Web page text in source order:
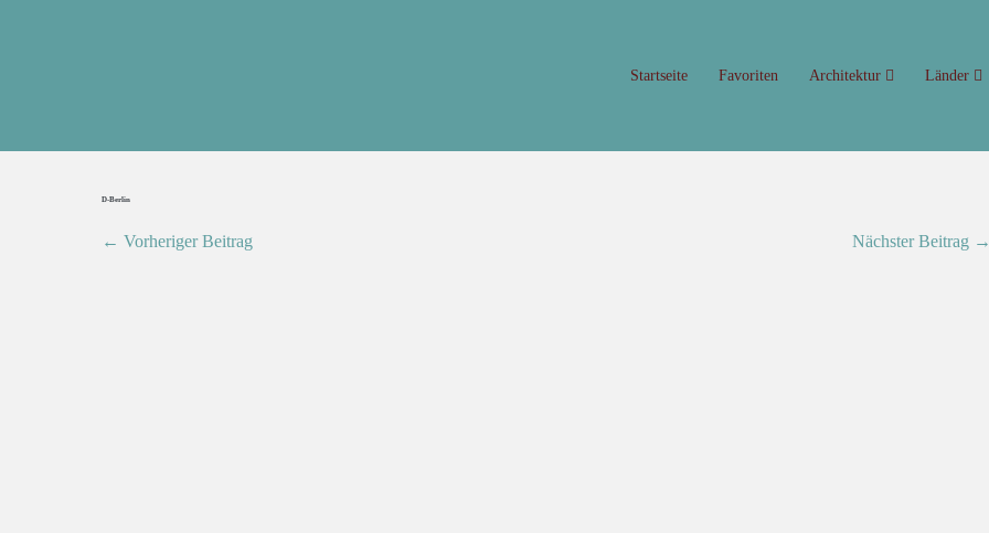
Startseite Favoriten Architektur Länder
D-Berlin
← Vorheriger Beitrag Nächster Beitrag →